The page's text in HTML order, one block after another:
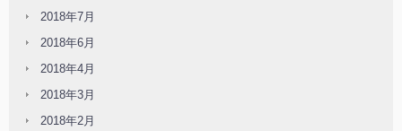
2018年7月
2018年6月
2018年4月
2018年3月
2018年2月